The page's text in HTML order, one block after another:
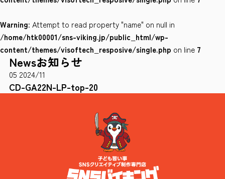
0120-78-8169
［受付時間］ 9：00～18：00 ※土・日・祝祭日・年末年始は除く
お問い合わせはこちら
Warning: Attempt to read property "name" on null in
/home/htk00001/sns-viking.jp/public_html/wp-
content/themes/visoftech_resposive/single.php on line 7
Newsお知らせ
05 2024/11
CD-GA22N-LP-top-20